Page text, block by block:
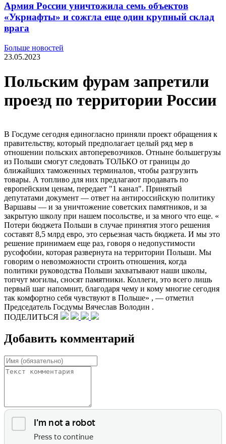
Армия России уничтожила семь объектов
«Укрнафты» и сожгла еще один крупный склад
врага
Больше новостей
23.05.2023
Польским фурам запретили
проезд по территории России
В Госдуме сегодня единогласно приняли проект обращения к
правительству, который предполагает целый ряд мер в
отношении польских автоперевозчиков. Отныне большегрузы
из Польши смогут следовать ТОЛЬКО от границы до
ближайших таможенных терминалов, чтобы разгрузить
товары. А топливо для них предлагают продавать по
европейским ценам, передает "1 канал". Принятый
депутатами документ — ответ на антироссийскую политику
Варшавы — и за уничтожение советских памятников, и за
закрытую школу при нашем посольстве, и за много что еще. «
Потери бюджета Польши в случае принятия этого решения
составят 8,5 млрд евро, это серьезная часть бюджета. И мы это
решение принимаем еще раз, говоря о недопустимости
русофобии, которая развернута на территории Польши. Мы
говорим о невозможности строить отношения, когда
политики руководства Польши захватывают наши школы,
топчут могилы, сносят памятники. Коллеги, это всего лишь
первый шаг напомнит, благодаря чему и кому многие сегодня
так комфортно себя чувствуют в Польше» , — отметил
Председатель Госдумы Вячеслав Володин .
ПОДЕЛИТЬСЯ
Добавить комментарий